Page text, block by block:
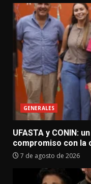
GENERALES
UFASTA y CONIN:
compromiso con la
7 de agosto de 2026